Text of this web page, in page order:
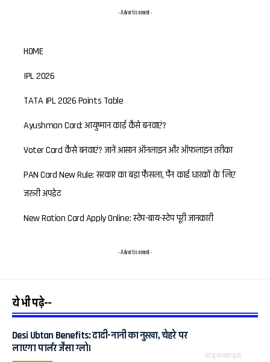
- Advertisement -
HOME
IPL 2026
TATA IPL 2026 Points Table
Ayushman Card: आयुष्मान कार्ड कैसे बनवाएं?
Voter Card कैसे बनवाएं? जानें आसान ऑनलाइन और ऑफलाइन तरीका
PAN Card New Rule: सरकार का बड़ा फैसला, पैन कार्ड धारकों के लिए
जरूरी अपडेट
New Ration Card Apply Online: स्टेप-बाय-स्टेप पूरी जानकारी
- Advertisement -
ये भी पढ़े--
लाइफस्टाइल
Desi Ubtan Benefits: दादी-नानी का नुस्खा, चेहरे पर
लाएगा पार्लर जैसा ग्लो।